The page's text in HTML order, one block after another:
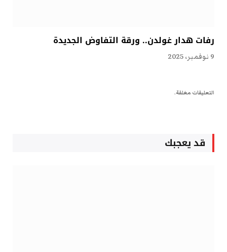
رفات هدار غولدن.. ورقة التفاوض الجديدة
9 نوفمبر، 2025
التعليقات مغلقة.
قد يعجبك